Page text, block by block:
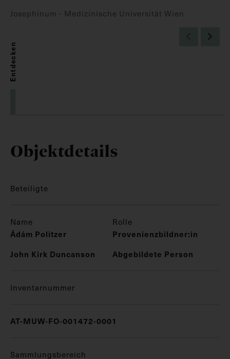
Josephinum - Medizinische Universität Wien
Entdecken
Objektdetails
Beteiligte
Name Rolle
Ádám Politzer
Provenienzbildner:in
John Kirk Duncanson
Abgebildete Person
Inventarnummer
AT-MUW-FO-001472-0001
Sammlungsbereich